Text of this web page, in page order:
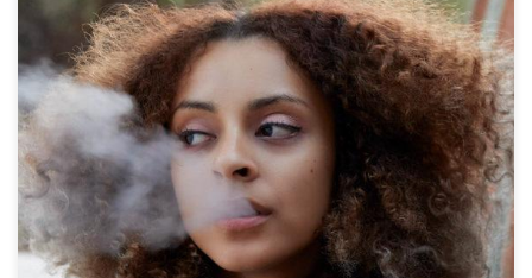
Według francuskiego Observatory of Drugs and Substance
Addiction (OFDT) liczba codziennych konsumentów cannabis nigdy
nie była tak wysoka we Francji, pomimo nielegalności marihuany,
nawet do użytku medycznego. W badaniu przepytano 20.000
Francuzów w wieku od 18 do 64 lat o ich nawyki związane z
konsumpcją cannabis.Mimo, że okazjonalne stosowanie nie […]